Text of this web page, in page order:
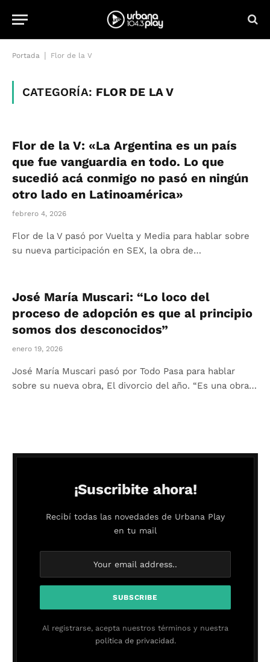
Portada Flor de la V
CATEGORÍA: FLOR DE LA V
Flor de la V: «La Argentina es un país
que fue vanguardia en todo. Lo que
sucedió acá conmigo no pasó en ningún
otro lado en Latinoamérica»
febrero 4, 2026
Flor de la V pasó por Vuelta y Media para hablar sobre
su nueva participación en SEX, la obra de…
José María Muscari: “Lo loco del
proceso de adopción es que al principio
somos dos desconocidos”
enero 19, 2026
José María Muscari pasó por Todo Pasa para hablar
sobre su nueva obra, El divorcio del año. “Es una obra…
¡Suscribite ahora!
Recibí todas las novedades de Urbana Play
en tu mail
Al registrarse, acepta nuestros términos y nuestra
política de privacidad.